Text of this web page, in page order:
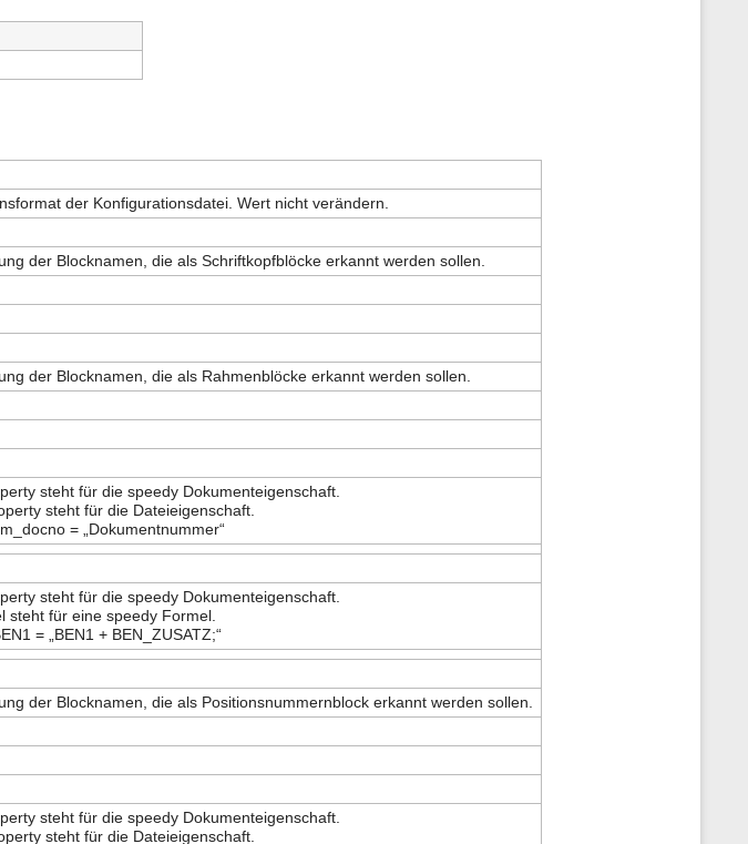
der Konfigurationsdatei. Wert nicht verändern.
der Blocknamen, die als Schriftkopfblöcke erkannt werden sollen.
der Blocknamen, die als Rahmenblöcke erkannt werden sollen.
steht für die speedy Dokumenteigenschaft.
steht für die Dateieigenschaft.
= „Dokumentnummer“
steht für die speedy Dokumenteigenschaft.
steht für eine speedy Formel.
= „BEN1 + BEN_ZUSATZ;“
der Blocknamen, die als Positionsnummernblock erkannt werden sollen.
steht für die speedy Dokumenteigenschaft.
steht für die Dateieigenschaft.